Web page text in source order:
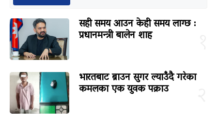
सही समय आउन केही समय लाग्छ :
प्रधानमन्त्री बालेन शाह
भारतबाट ब्राउन सुगर ल्याउँदै गरेका
कमलका एक युवक पक्राउ